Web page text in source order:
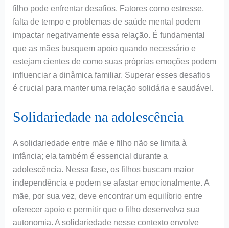
filho pode enfrentar desafios. Fatores como estresse,
falta de tempo e problemas de saúde mental podem
impactar negativamente essa relação. É fundamental
que as mães busquem apoio quando necessário e
estejam cientes de como suas próprias emoções podem
influenciar a dinâmica familiar. Superar esses desafios
é crucial para manter uma relação solidária e saudável.
Solidariedade na adolescência
A solidariedade entre mãe e filho não se limita à
infância; ela também é essencial durante a
adolescência. Nessa fase, os filhos buscam maior
independência e podem se afastar emocionalmente. A
mãe, por sua vez, deve encontrar um equilíbrio entre
oferecer apoio e permitir que o filho desenvolva sua
autonomia. A solidariedade nesse contexto envolve